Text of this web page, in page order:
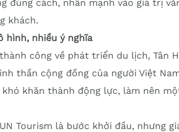
đúng cách, nhấn mạnh vào giá trị
khách.
hình, nhiều ý nghĩa
công về phát triển du lịch, Tân
thần cộng đồng của người Việt
khó khăn thành động lực, làm nên
Tourism là bước khởi đầu, nhưng